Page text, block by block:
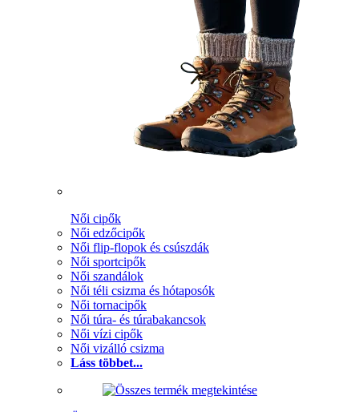
Női cipők
Női edzőcipők
Női flip-flopok és csúszdák
Női sportcipők
Női szandálok
Női téli csizma és hótaposók
Női tornacipők
Női túra- és túrabakancsok
Női vízi cipők
Női vizálló csizma
Láss többet...